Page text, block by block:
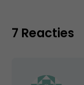
7 Reacties